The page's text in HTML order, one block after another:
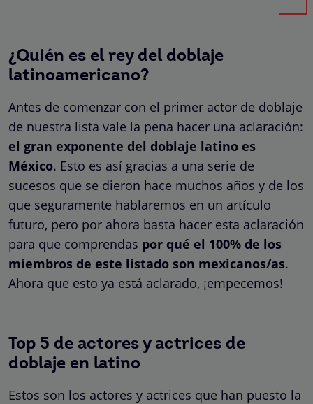
¿Quién es el rey del doblaje
latinoamericano?
Antes de comenzar con el primer actor de doblaje
de nuestra lista vale la pena hacer una aclaración:
el gran exponente del doblaje latino es
México. Esto es así gracias a una serie de
sucesos que se dieron hace muchos años y de los
que seguramente hablaremos en un artículo
futuro, pero por ahora basta hacer esta aclaración
para que comprendas por qué el 100% de los
miembros de este listado son mexicanos/as.
Ahora que esto ya está aclarado, ¡empecemos!
Top 5 de actores y actrices de
doblaje en latino
Estos son los actores y actrices que han puesto la